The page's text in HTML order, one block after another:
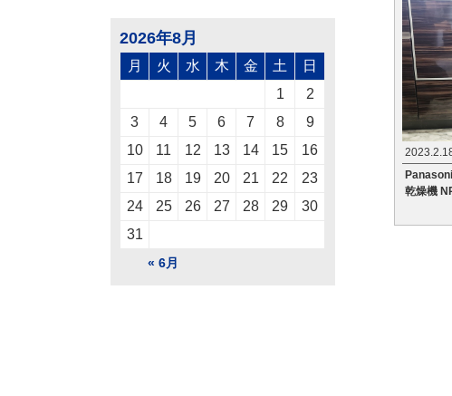
乾燥機
2026年8月
月 火 水 木 金 土 日
« 6月
1
2
3
4 5 6 7 8
9
10
11 12 13 14 15
16
17
18 19 20 21 22
23
24
25 26 27 28 29
30
31